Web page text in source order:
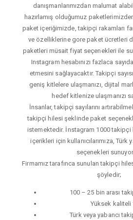
danışmanlarımızdan malumat
hazırlamış olduğumuz
paket içeriğimizde, takipçi rakamları
ve özelliklerine gore paket ücretleri
paketleri müsait fiyat seçenekleri ile
Instagram hesabınızı fazlaca
etmesini sağlayacaktır. Takipçi
geniş kitlelere ulaşmanızı, dijital
hedef kitlenize ulaşmanızı
İnsanlar, takipçi sayılarını
takipçi hilesi şeklinde paket
istemektedir. İnstagram 1000
içerikleri için kullanıcılarımıza, Türk
seçenekleri
Firmamız tarafınca sunulan takipçi
şöyledir;
100 – 25 bin arası
Yüksek kaliteli
Türk veya yabancı